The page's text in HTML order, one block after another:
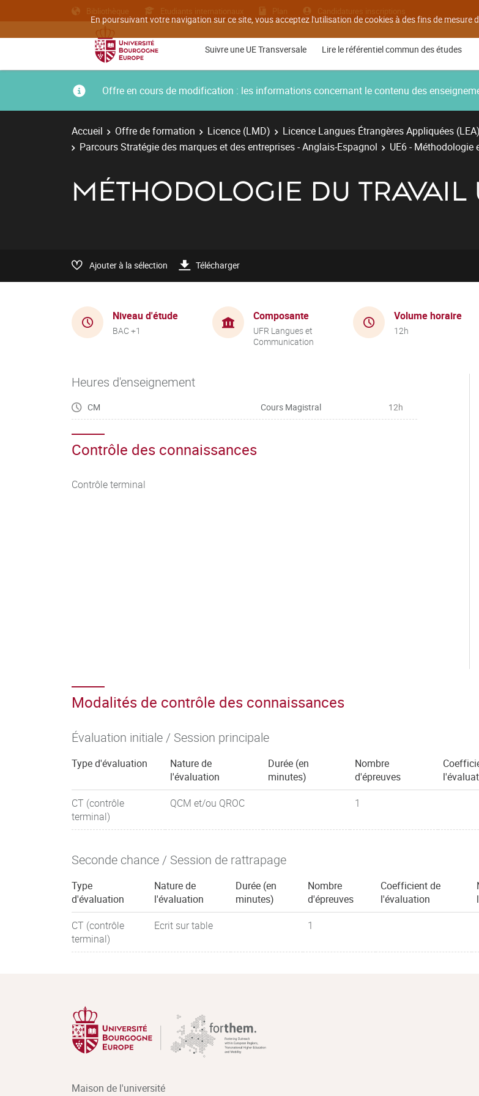
En poursuivant votre navigation sur ce site, vous acceptez l'utilisation de cookies à des fins de
Bibliothèque Etudiants internationaux Plan Candidatures inscriptions
Suivre une UE Transversale Lire le référentiel commun des études
Offre en cours de modification : les informations concernant le contenu des
Accueil Offre de formation Licence (LMD)
Licence Langues Étrangères Appliquées (LEA)
Parcours Stratégie des marques et des entreprises - Anglais-Espagnol
UE6 - Méthodologie
MÉTHODOLOGIE DU TRAVAIL
Ajouter à la sélection Télécharger
Niveau d'étude
BAC +1
Composante
UFR Langues et
Communication
Volume horaire
12h
Heures d'enseignement
CM Cours Magistral 12h
Contrôle des connaissances
Contrôle terminal
Modalités de contrôle des connaissances
Évaluation initiale / Session principale
Type d'évaluation
Nature de
l'évaluation
Durée (en
minutes)
Nombre
d'épreuves
CT (contrôle
terminal)
QCM et/ou QROC 1
Seconde chance / Session de rattrapage
Type
d'évaluation
Nature de
l'évaluation
Durée (en
minutes)
Nombre
d'épreuves
Coefficient de
l'évaluation
CT (contrôle
terminal)
Ecrit sur table 1
Maison de l'université